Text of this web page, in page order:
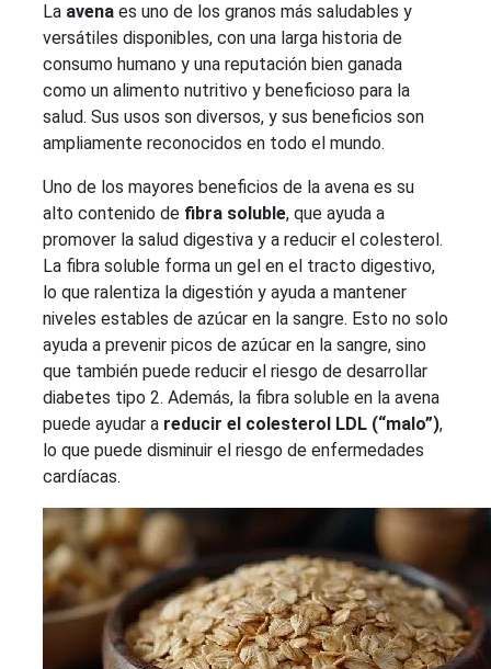
La avena es uno de los granos más saludables y
versátiles disponibles, con una larga historia de
consumo humano y una reputación bien ganada
como un alimento nutritivo y beneficioso para la
salud. Sus usos son diversos, y sus beneficios son
ampliamente reconocidos en todo el mundo.
Uno de los mayores beneficios de la avena es su
alto contenido de fibra soluble, que ayuda a
promover la salud digestiva y a reducir el colesterol.
La fibra soluble forma un gel en el tracto digestivo,
lo que ralentiza la digestión y ayuda a mantener
niveles estables de azúcar en la sangre. Esto no solo
ayuda a prevenir picos de azúcar en la sangre, sino
que también puede reducir el riesgo de desarrollar
diabetes tipo 2. Además, la fibra soluble en la avena
puede ayudar a reducir el colesterol LDL (“malo”),
lo que puede disminuir el riesgo de enfermedades
cardíacas.